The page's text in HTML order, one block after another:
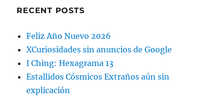
RECENT POSTS
Feliz Año Nuevo 2026
XCuriosidades sin anuncios de Google
I Ching: Hexagrama 13
Estallidos Cósmicos Extraños aún sin
explicación